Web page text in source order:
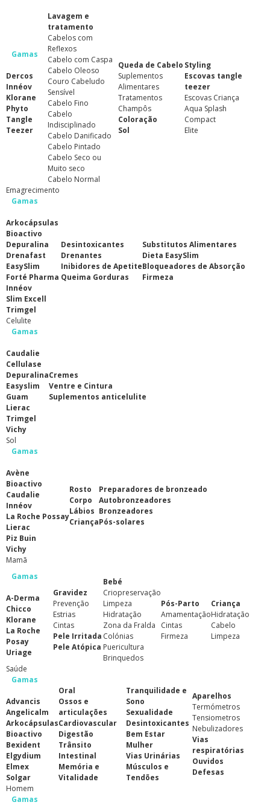
Gamas
Dercos
Innéov
Klorane
Phyto
Tangle
Teezer
Lavagem e
tratamento
Cabelos com
Reflexos
Cabelo com Caspa
Cabelo Oleoso
Couro Cabeludo
Sensível
Cabelo Fino
Cabelo
Indisciplinado
Cabelo Danificado
Cabelo Pintado
Cabelo Seco ou
Muito seco
Cabelo Normal
Queda de Cabelo
Suplementos
Alimentares
Tratamentos
Champôs
Coloração
Sol
Styling
Escovas tangle
teezer
Escovas Criança
Aqua Splash
Compact
Elite
Emagrecimento
Gamas
Arkocápsulas
Bioactivo
Depuralina
Drenafast
EasySlim
Forté Pharma
Innéov
Slim Excell
Trimgel
Desintoxicantes
Drenantes
Inibidores de Apetite
Queima Gorduras
Substitutos Alimentares
Dieta EasySlim
Bloqueadores de Absorção
Firmeza
Celulite
Gamas
Caudalie
Cellulase
Depuralina
Easyslim
Guam
Lierac
Trimgel
Vichy
Cremes
Ventre e Cintura
Suplementos anticelulite
Sol
Gamas
Avène
Bioactivo
Caudalie
Innéov
La Roche Possay
Lierac
Piz Buin
Vichy
Rosto
Corpo
Lábios
Criança
Preparadores de bronzeado
Autobronzeadores
Bronzeadores
Pós-solares
Mamã
Gamas
A-Derma
Chicco
Klorane
La Roche
Posay
Uriage
Gravidez
Prevenção
Estrias
Cintas
Pele Irritada
Pele Atópica
Bebé
Criopreservação
Limpeza
Hidratação
Zona da Fralda
Colónias
Puericultura
Brinquedos
Pós-Parto
Amamentação
Cintas
Firmeza
Criança
Hidratação
Cabelo
Limpeza
Saúde
Gamas
Advancis
Angelicalm
Arkocápsulas
Bioactivo
Bexident
Elgydium
Elmex
Solgar
Oral
Ossos e
articulações
Cardiovascular
Digestão
Trânsito
Intestinal
Memória e
Vitalidade
Tranquilidade e
Sono
Sexualidade
Desintoxicantes
Bem Estar
Mulher
Vias Urinárias
Músculos e
Tendões
Aparelhos
Termómetros
Tensiometros
Nebulizadores
Vias
respiratórias
Ouvidos
Defesas
Homem
Gamas